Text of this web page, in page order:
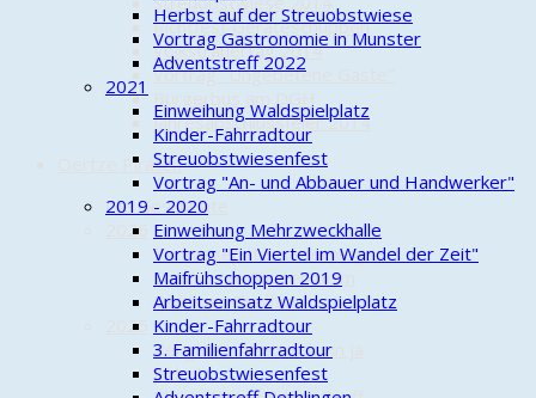
Richtfest Geräteschuppen
Volkstrauertag 2014
Vortrag "Ungebetene Gäste"
Bürgerbus am DGH
Jahresabschlussfeier 2014
Oertze Piraten
Die Geschichte
2026
Radwegepaten unterwegs
Die Oertze Piraten beim
Oldtimer-Treffen
2025
Bei gutem Wetter kann ja
jeder!
Herbst auf der Streuobstwiese
Vortrag Gastronomie in Munster
Adventstreff 2022
2021
Einweihung Waldspielplatz
Kinder-Fahrradtour
Streuobstwiesenfest
Vortrag "An- und Abbauer und Handwerker"
2019 - 2020
Einweihung Mehrzweckhalle
Vortrag "Ein Viertel im Wandel der Zeit"
Maifrühschoppen 2019
Arbeitseinsatz Waldspielplatz
Kinder-Fahrradtour
3. Familienfahrradtour
Streuobstwiesenfest